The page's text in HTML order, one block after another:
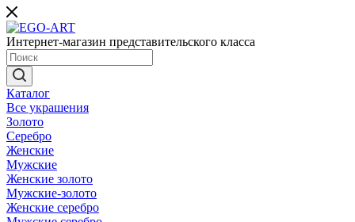
Интернет-магазин представительского класса
Каталог
Все украшения
Золото
Серебро
Женские
Мужские
Женские золото
Мужские-золото
Женские серебро